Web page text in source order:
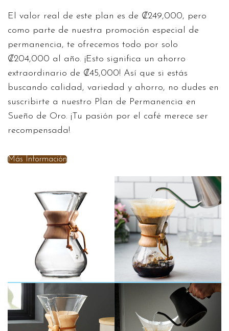
El valor real de este plan es de ₡249,000, pero
como parte de nuestra promoción especial de
permanencia, te ofrecemos todo por solo
₡204,000 al año. ¡Esto significa un ahorro
extraordinario de ₡45,000! Así que si estás
buscando calidad, variedad y ahorro, no dudes en
suscribirte a nuestro Plan de Permanencia en
Sueño de Oro. ¡Tu pasión por el café merece ser
recompensada!
Más Información